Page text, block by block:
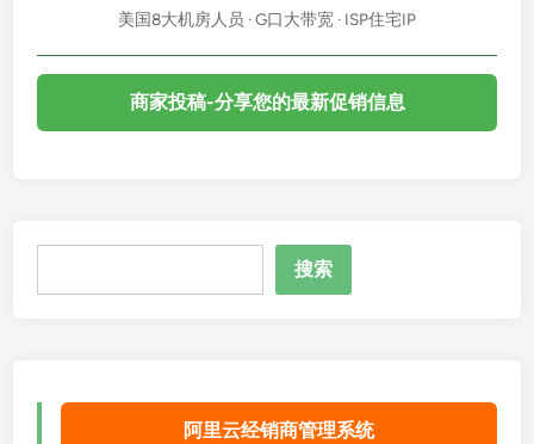
美国8大机房人员 · G口大带宽 · ISP住宅IP
商家投稿-分享您的最新促销信息
搜索
阿里云经销商管理系统